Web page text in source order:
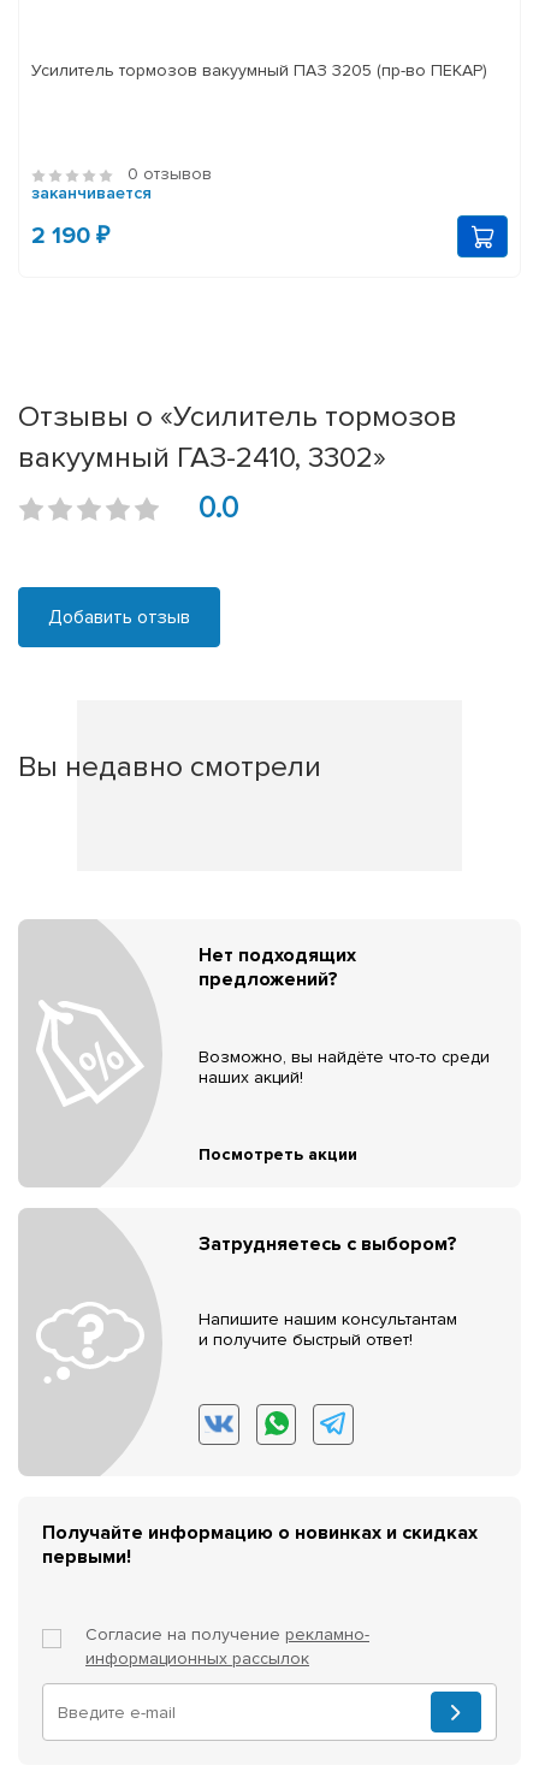
Усилитель тормозов вакуумный ПАЗ 3205 (пр-во ПЕКАР)
0 отзывов
заканчивается
2 190 ₽
Отзывы о «Усилитель тормозов
вакуумный ГАЗ-2410, 3302»
0.0
Добавить отзыв
Вы недавно смотрели
Нет подходящих
предложений?
Возможно, вы найдёте что-то среди
наших акций!
Посмотреть акции
Затрудняетесь с выбором?
Напишите нашим консультантам
и получите быстрый ответ!
Получайте информацию о новинках и скидках
первыми!
Согласие на получение рекламно-
информационных рассылок